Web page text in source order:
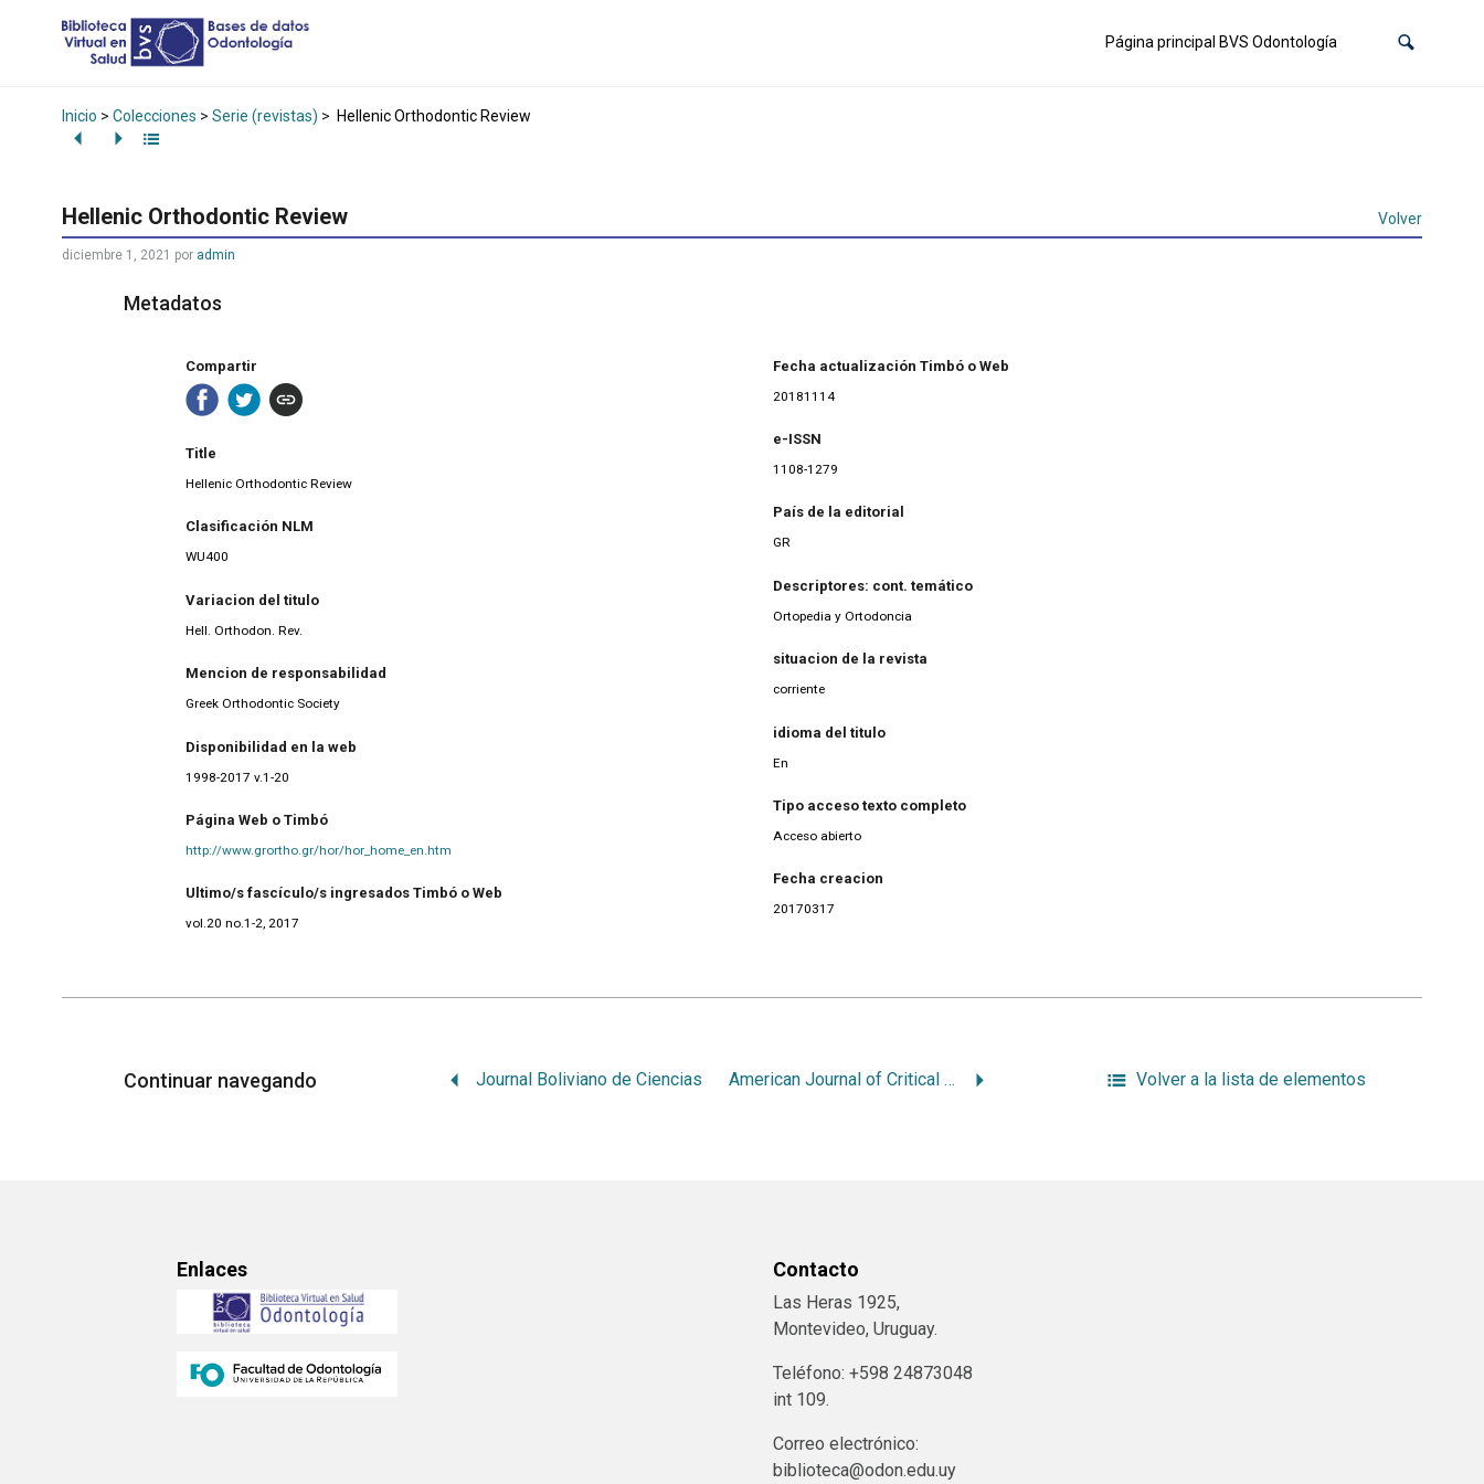
Página principal BVS Odontología
Inicio > Colecciones > Serie (revistas) > Hellenic Orthodontic Review
Hellenic Orthodontic Review Volver
diciembre 1, 2021 por admin
Metadatos
Compartir
Title
Hellenic Orthodontic Review
Clasificación NLM
WU400
Variacion del titulo
Hell. Orthodon. Rev.
Mencion de responsabilidad
Greek Orthodontic Society
Disponibilidad en la web
1998-2017 v.1-20
Página Web o Timbó
http://www.grortho.gr/hor/hor_home_en.htm
Ultimo/s fascículo/s ingresados Timbó o Web
vol.20 no.1-2, 2017
Fecha actualización Timbó o Web
20181114
e-ISSN
1108-1279
País de la editorial
GR
Descriptores: cont. temático
Ortopedia y Ortodoncia
situacion de la revista
corriente
idioma del titulo
En
Tipo acceso texto completo
Acceso abierto
Fecha creacion
20170317
Continuar navegando Journal Boliviano de Ciencias American Journal of Critical Care Volver a la lista de elementos
Enlaces Contacto
Las Heras 1925,
Montevideo, Uruguay.
Teléfono: +598 24873048
int 109.
Correo electrónico:
biblioteca@odon.edu.uy